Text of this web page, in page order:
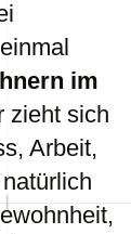
im
zieht sich
Arbeit,